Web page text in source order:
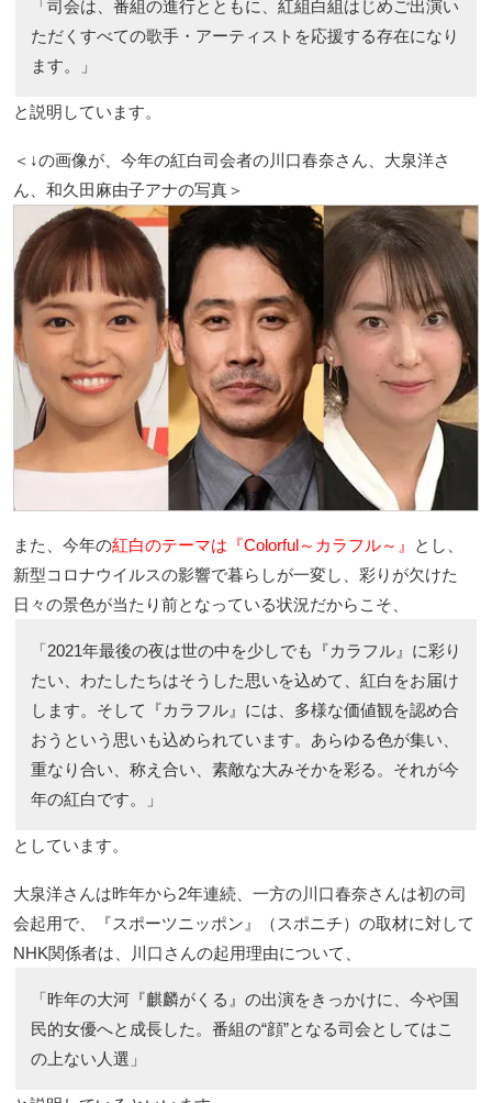
「司会は、番組の進行とともに、紅組白組はじめご出演い
ただくすべての歌手・アーティストを応援する存在になり
ます。」
と説明しています。
＜↓の画像が、今年の紅白司会者の川口春奈さん、大泉洋さ
ん、和久田麻由子アナの写真＞
また、今年の紅白のテーマは『Colorful～カラフル～』
とし、
新型コロナウイルスの影響で暮らしが一変し、彩りが欠けた
日々の景色が当たり前となっている状況だからこそ、
「2021年最後の夜は世の中を少しでも『カラフル』に彩り
たい、わたしたちはそうした思いを込めて、紅白をお届け
します。そして『カラフル』には、多様な価値観を認め合
おうという思いも込められています。あらゆる色が集い、
重なり合い、称え合い、素敵な大みそかを彩る。それが今
年の紅白です。」
としています。
大泉洋さんは昨年から2年連続、一方の川口春奈さんは初の司
会起用で、『スポーツニッポン』（スポニチ）の取材に対して
NHK関係者は、川口さんの起用理由について、
「昨年の大河『麒麟がくる』の出演をきっかけに、今や国
民的女優へと成長した。番組の“顔”となる司会としてはこ
の上ない人選」